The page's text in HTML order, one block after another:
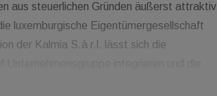
aus steuerlichen Gründen äußerst attraktiv
luxemburgische Eigentümergesellschaft
der Kalmia S.à r.l. lässt sich die